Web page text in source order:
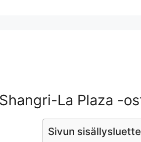
La Plaza -
Sivun